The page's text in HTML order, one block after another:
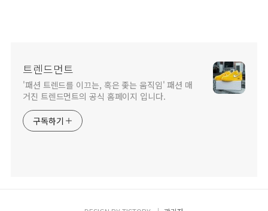
트렌드먼트
'패션 트렌드를 이끄는, 혹은 좇는 움직임' 패션 매
거진 트렌드먼트의 공식 홈페이지 입니다.
구독하기